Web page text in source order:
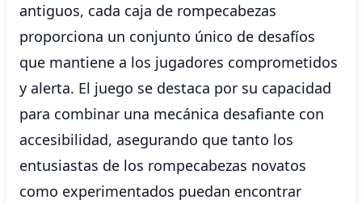
antiguos, cada caja de rompecabezas
proporciona un conjunto único de desafíos
que mantiene a los jugadores comprometidos
y alerta. El juego se destaca por su capacidad
para combinar una mecánica desafiante con
accesibilidad, asegurando que tanto los
entusiastas de los rompecabezas novatos
como experimentados puedan encontrar